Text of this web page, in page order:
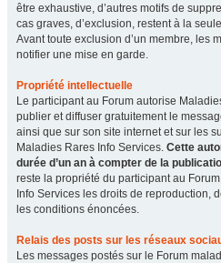
être exhaustive, d’autres motifs de
cas graves, d’exclusion, restent à la
Avant toute exclusion d’un membre, les
notifier une mise en garde.
Propriété intellectuelle
Le participant au Forum autorise
publier et diffuser gratuitement le
ainsi que sur son site internet et sur les
Maladies Rares Info Services. Cette
durée d’un an à compter de la
reste la propriété du participant au
Info Services les droits de reproduction,
les conditions énoncées.
Relais des posts sur les réseaux
Les messages postés sur le Forum